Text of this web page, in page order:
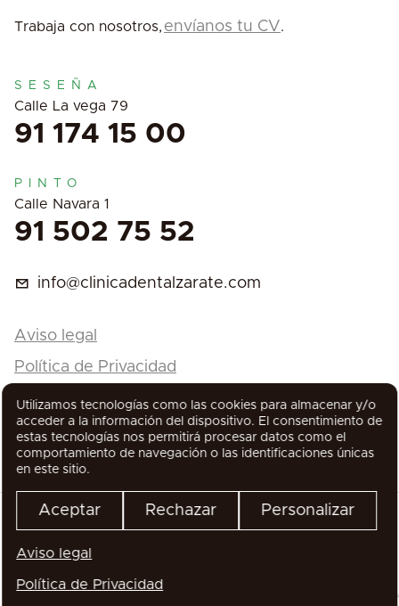
Trabaja con nosotros, envíanos tu CV.
SESEÑA
Calle La vega 79
91 174 15 00
PINTO
Calle Navara 1
91 502 75 52
info@clinicadentalzarate.com
Aviso legal
Política de Privacidad
Política de Cookies
Todos los derechos reservados
Utilizamos tecnologías como las cookies para almacenar y/o
acceder a la información del dispositivo. El consentimiento de
estas tecnologías nos permitirá procesar datos como el
comportamiento de navegación o las identificaciones únicas
en este sitio.
Aceptar Rechazar Personalizar
Aviso legal
Política de Privacidad